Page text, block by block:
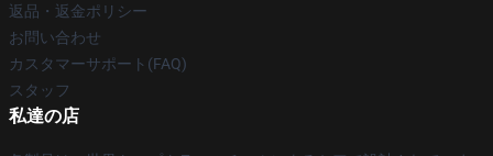
返品・返金ポリシー
お問い合わせ
カスタマーサポート(FAQ)
スタッフ
私達の店